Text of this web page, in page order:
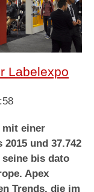
Labelexpo
mit einer
und 37.742
bis dato
Apex
Trends, die im